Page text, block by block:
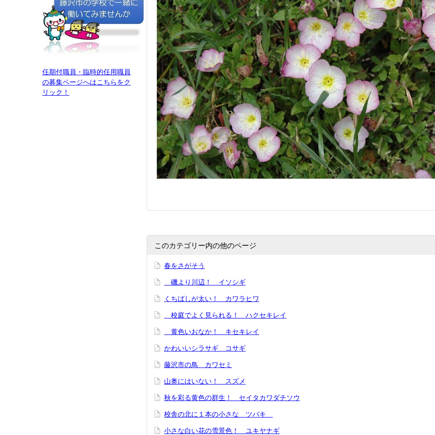
任期付職員・臨時的任用職員
の募集ページへはこちらをク
リック！
このカテゴリー内の他のページ
春をさがそう
磯より川辺！ イソシギ
くちばしが太い！ カワラヒワ
校庭でよく見られる！ ハクセキレイ
黄色いおなか！ キセキレイ
かわいいシラサギ コサギ
藤沢市の鳥 カワセミ
山奥にはいない！ スズメ
秋を彩る黄色の群生！ セイタカワダチソウ
校舎の北に１本の小さな ツバキ
小さな白い花の雪景色！ ユキヤナギ